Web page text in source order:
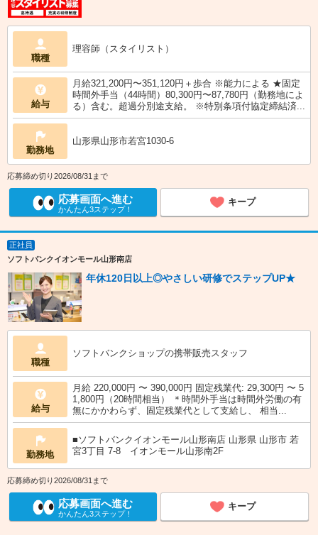
職種
理容師（スタイリスト）
給与
月給321,200円〜351,120円＋歩合 ※能力による ★固定
時間外手当（44時間）80,300円〜87,780円（勤務地によ
る）含む。超過分別途支給。 ※特別条項付協定締結済...
勤務地
山形県山形市若宮1030-6
応募締め切り2026/08/31まで
応募画面へ進む
かんたん3ステップ！
キープ
正社員
ソフトバンクイオンモール山形南店
年休120日以上◎やさしい研修でステップUP★
職種
ソフトバンクショップの携帯販売スタッフ
給与
月給 220,000円 〜 390,000円 固定残業代: 29,300円 〜 5
1,800円（20時間相当） ＊時間外手当は時間外労働の有
無にかかわらず、固定残業代として支給し、 相当...
勤務地
■ソフトバンクイオンモール山形南店 山形県 山形市 若
宮3丁目 7‐8 イオンモール山形南2F
応募締め切り2026/08/31まで
応募画面へ進む
かんたん3ステップ！
キープ